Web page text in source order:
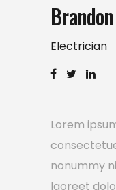
Electrician
Lorem
nonummy
laoreet